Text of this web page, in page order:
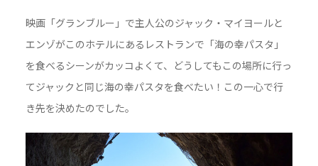
映画「グランブルー」で主人公のジャック・マイヨールと
エンゾがこのホテルにあるレストランで「海の幸パスタ」
を食べるシーンがカッコよくて、どうしてもこの場所に行っ
てジャックと同じ海の幸パスタを食べたい！この一心で行
き先を決めたのでした。